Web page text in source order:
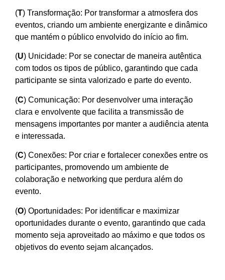
(T) Transformação: Por transformar a atmosfera dos
eventos, criando um ambiente energizante e dinâmico
que mantém o público envolvido do início ao fim.
(U) Unicidade: Por se conectar de maneira autêntica
com todos os tipos de público, garantindo que cada
participante se sinta valorizado e parte do evento.
(C) Comunicação: Por desenvolver uma interação
clara e envolvente que facilita a transmissão de
mensagens importantes por manter a audiência atenta
e interessada.
(C) Conexões: Por criar e fortalecer conexões entre os
participantes, promovendo um ambiente de
colaboração e networking que perdura além do
evento.
(O) Oportunidades: Por identificar e maximizar
oportunidades durante o evento, garantindo que cada
momento seja aproveitado ao máximo e que todos os
objetivos do evento sejam alcançados.